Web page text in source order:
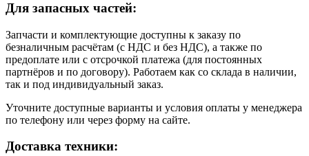
Для запасных частей:
Запчасти и комплектующие доступны к заказу по
безналичным расчётам (с НДС и без НДС), а также по
предоплате или с отсрочкой платежа (для постоянных
партнёров и по договору). Работаем как со склада в наличии,
так и под индивидуальный заказ.
Уточните доступные варианты и условия оплаты у менеджера
по телефону или через форму на сайте.
Доставка техники: